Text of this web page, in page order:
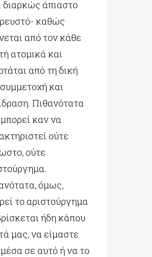
διαρκώς άπιαστο
καθώς
από τον κάθε
ατομικά και
από τη δική
και
Πιθανότατα
καν να
ούτε
ούτε
όμως,
το αριστούργημα
ήδη κάπου
μας, να είμαστε
σε αυτό ή να το